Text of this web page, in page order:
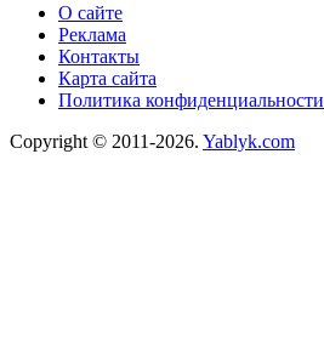
О сайте
Реклама
Контакты
Карта сайта
Политика конфиденциальности
Copyright © 2011-2026. Yablyk.сom